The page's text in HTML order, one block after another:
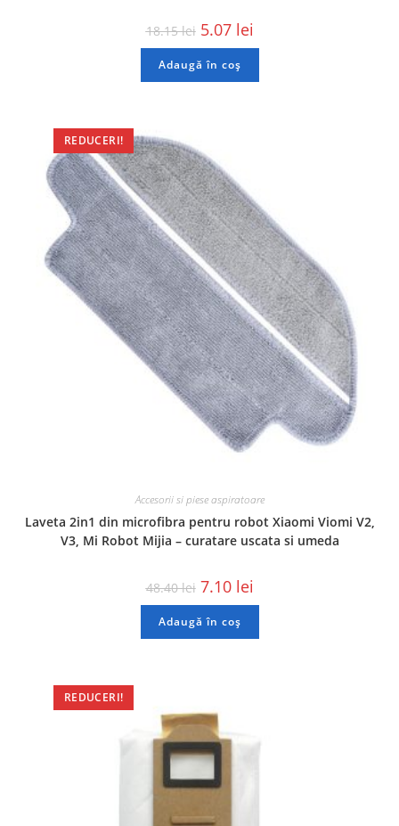
18.15lei 5.07 lei
Adaugă în coș
REDUCERI!
Accesorii si piese aspiratoare
Laveta 2in1 din microfibra pentru robot Xiaomi Viomi V2,
V3, Mi Robot Mijia – curatare uscata si umeda
48.40lei 7.10 lei
Adaugă în coș
REDUCERI!